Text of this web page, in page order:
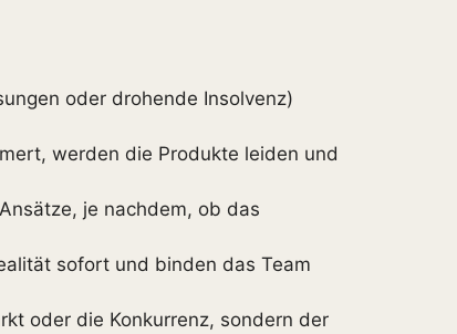
oder drohende Insolvenz)
werden die Produkte leiden und
je nachdem, ob das
sofort und binden das Team
oder die Konkurrenz, sondern der